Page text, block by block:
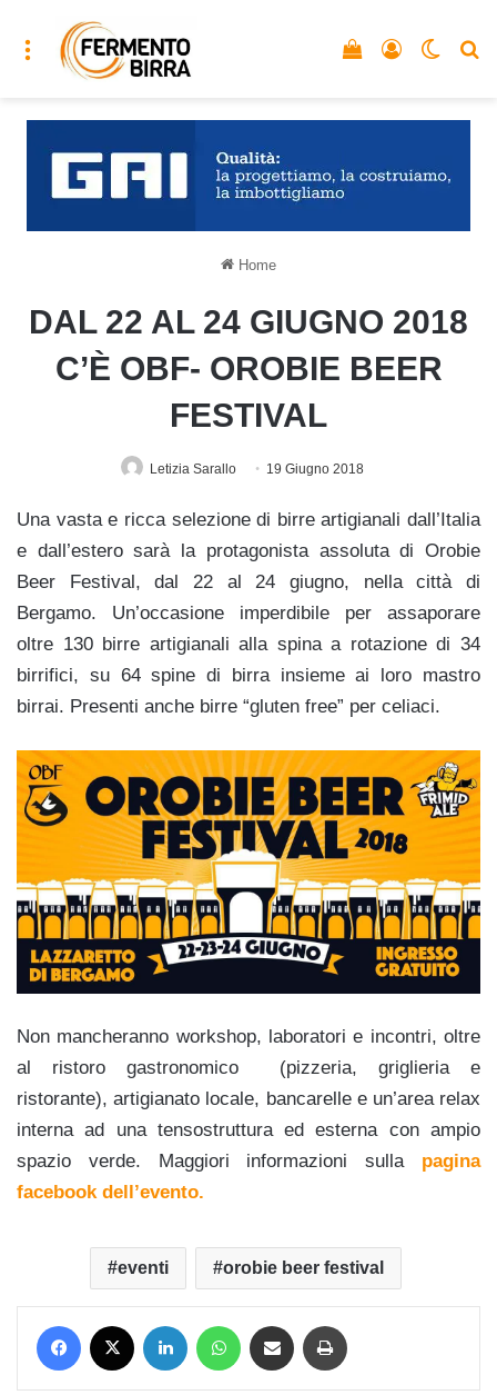
Menu Accedi
Vedi il carrello
Home
DAL 22 AL 24 GIUGNO 2018
C’È OBF- OROBIE BEER
FESTIVAL
Letizia Sarallo 19 Giugno 2018
Una vasta e ricca selezione di birre artigianali dall’Italia
e dall’estero sarà la protagonista assoluta di Orobie
Beer Festival, dal 22 al 24 giugno, nella città di
Bergamo. Un’occasione imperdibile per assaporare
oltre 130 birre artigianali alla spina a rotazione di 34
birrifici, su 64 spine di birra insieme ai loro mastro
birrai. Presenti anche birre “gluten free” per celiaci.
Non mancheranno workshop, laboratori e incontri, oltre
al ristoro gastronomico (pizzeria, griglieria e
ristorante), artigianato locale, bancarelle e un’area relax
interna ad una tensostruttura ed esterna con ampio
spazio verde. Maggiori informazioni sulla pagina
facebook dell’evento.
eventi orobie beer festival
Facebook LinkedIn WhatsApp Condividi via mail